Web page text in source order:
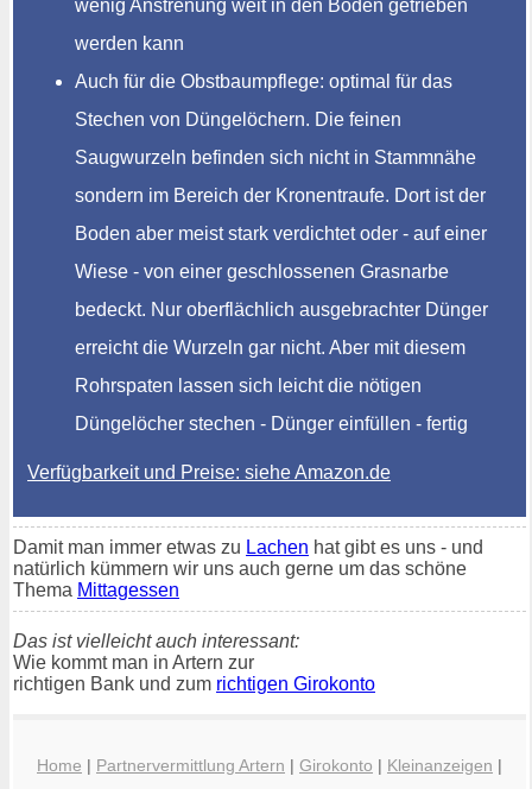
wenig Anstrenung weit in den Boden getrieben
werden kann
Auch für die Obstbaumpflege: optimal für das
Stechen von Düngelöchern. Die feinen
Saugwurzeln befinden sich nicht in Stammnähe
sondern im Bereich der Kronentraufe. Dort ist der
Boden aber meist stark verdichtet oder - auf einer
Wiese - von einer geschlossenen Grasnarbe
bedeckt. Nur oberflächlich ausgebrachter Dünger
erreicht die Wurzeln gar nicht. Aber mit diesem
Rohrspaten lassen sich leicht die nötigen
Düngelöcher stechen - Dünger einfüllen - fertig
Verfügbarkeit und Preise: siehe Amazon.de
Damit man immer etwas zu Lachen hat gibt es uns - und
natürlich kümmern wir uns auch gerne um das schöne
Thema Mittagessen
Das ist vielleicht auch interessant:
Wie kommt man in Artern zur
richtigen Bank und zum richtigen Girokonto
Home | Partnervermittlung Artern | Girokonto | Kleinanzeigen |